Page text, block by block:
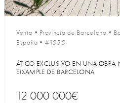
Venta • Provincia de Barcelona •
España • #1555
ÁTICO EXCLUSIVO EN UNA OBRA
EIXAMPLE DE BARCELONA
12 000 000€